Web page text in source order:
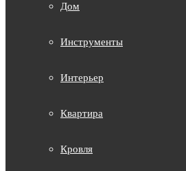
Дом
Инструменты
Интерьер
Квартира
Кровля